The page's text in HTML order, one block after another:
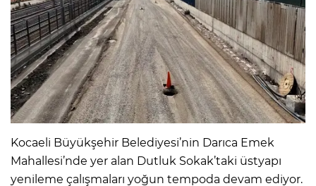
Kocaeli Büyükşehir Belediyesi’nin Darıca Emek
Mahallesi’nde yer alan Dutluk Sokak’taki üstyapı
yenileme çalışmaları yoğun tempoda devam ediyor.